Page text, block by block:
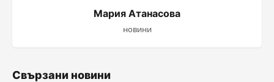
Мария Атанасова
новини
Свързани новини